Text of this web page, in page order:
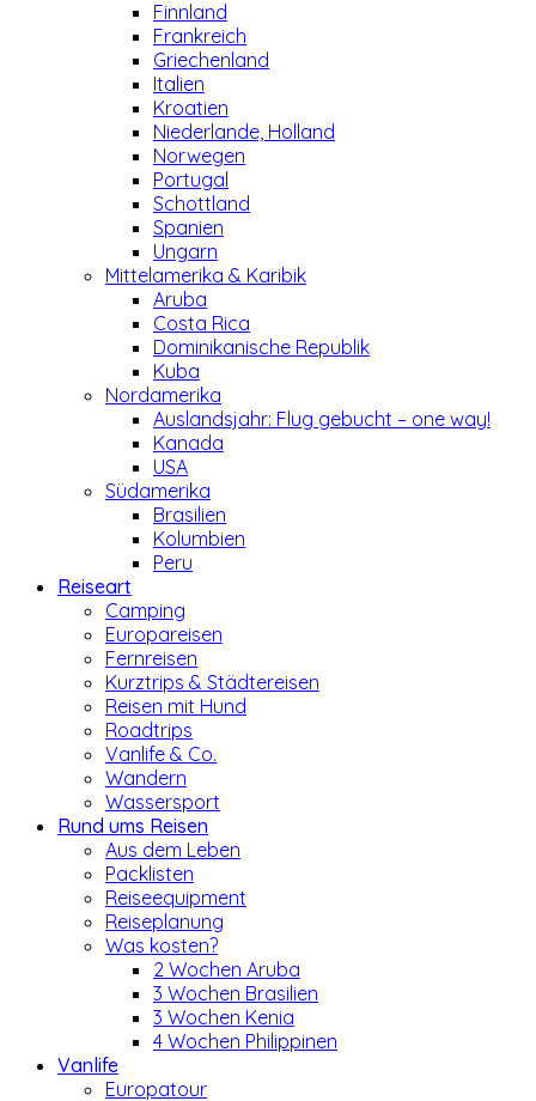
Finnland
Frankreich
Griechenland
Italien
Kroatien
Niederlande, Holland
Norwegen
Portugal
Schottland
Spanien
Ungarn
Mittelamerika & Karibik
Aruba
Costa Rica
Dominikanische Republik
Kuba
Nordamerika
Auslandsjahr: Flug gebucht – one way!
Kanada
USA
Südamerika
Brasilien
Kolumbien
Peru
Reiseart
Camping
Europareisen
Fernreisen
Kurztrips & Städtereisen
Reisen mit Hund
Roadtrips
Vanlife & Co.
Wandern
Wassersport
Rund ums Reisen
Aus dem Leben
Packlisten
Reiseequipment
Reiseplanung
Was kosten?
2 Wochen Aruba
3 Wochen Brasilien
3 Wochen Kenia
4 Wochen Philippinen
Vanlife
Europatour